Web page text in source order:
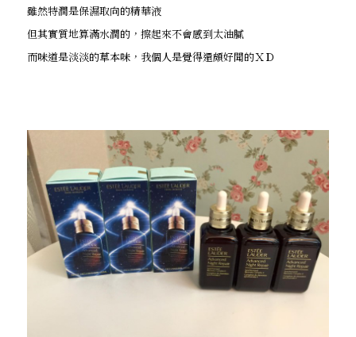
雖然特潤是保濕取向的精華液
但其實質地算滿水潤的，擦起來不會感到太油膩
而味道是淡淡的草本味，我個人是覺得還頗好聞的ＸＤ